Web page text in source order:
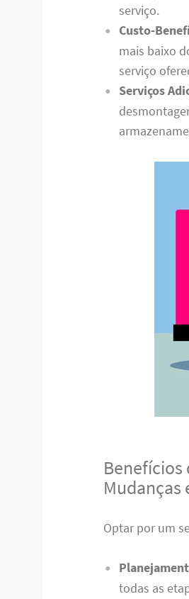
serviço.
Custo-
mais baixo
serviço
Serviços
Benefícios
Mudanças
Optar por um
todas as